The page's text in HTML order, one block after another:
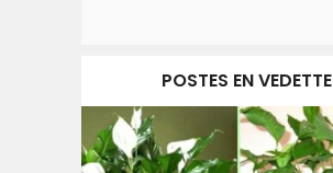
POSTES EN VEDETTE